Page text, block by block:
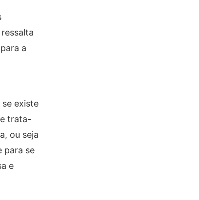
a
existe
trata-
ou seja
para se
e